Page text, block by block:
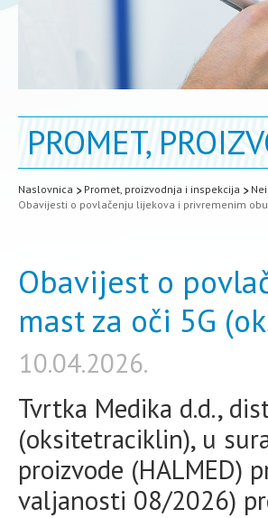
PROMET,
Naslovnica Promet, proizvodnja i inspekcija
Obavijesti o povlačenju lijekova i privremenim
Obavijest o
mast za oči 5G
10.04.2026.
Tvrtka Medika d.d.,
(oksitetraciklin), u
proizvode (HALMED)
valjanosti 08/2026)